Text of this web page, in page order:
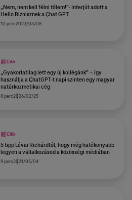
„Nem, nem kell félni tőlem!”- Interjút adott a
Hello Biznisznek a Chat GPT.
10 perc2023/03/08
Cikk
„Gyakorlatilag lett egy új kollégánk” – így
használja a ChatGPT-t napi szinten egy magyar
natúrkozmetikai cég
8 perc2026/02/25
Cikk
5 tipp Lévai Richárdtól, hogy még hatékonyabb
legyen a vállalkozásod a közösségi médiában
9 perc2021/05/04